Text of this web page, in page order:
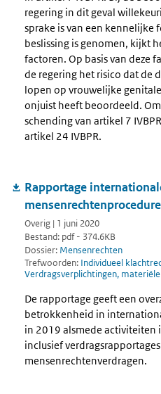
regering in dit geval
sprake is van een kennelijke
beslissing is genomen, kijkt
factoren. Op basis van deze
de regering het risico dat de
lopen op vrouwelijke
onjuist heeft beoordeeld.
schending van artikel 7
artikel 24 IVBPR.
Rapportage
Overig | 1 juni 2020
Bestand: pdf - 374.6KB
Dossier: Mensenrechten
Trefwoorden: Individueel
Verdragsverplichtingen,
De rapportage geeft een
betrokkenheid in
in 2019 alsmede activiteiten
inclusief
mensenrechtenverdragen.